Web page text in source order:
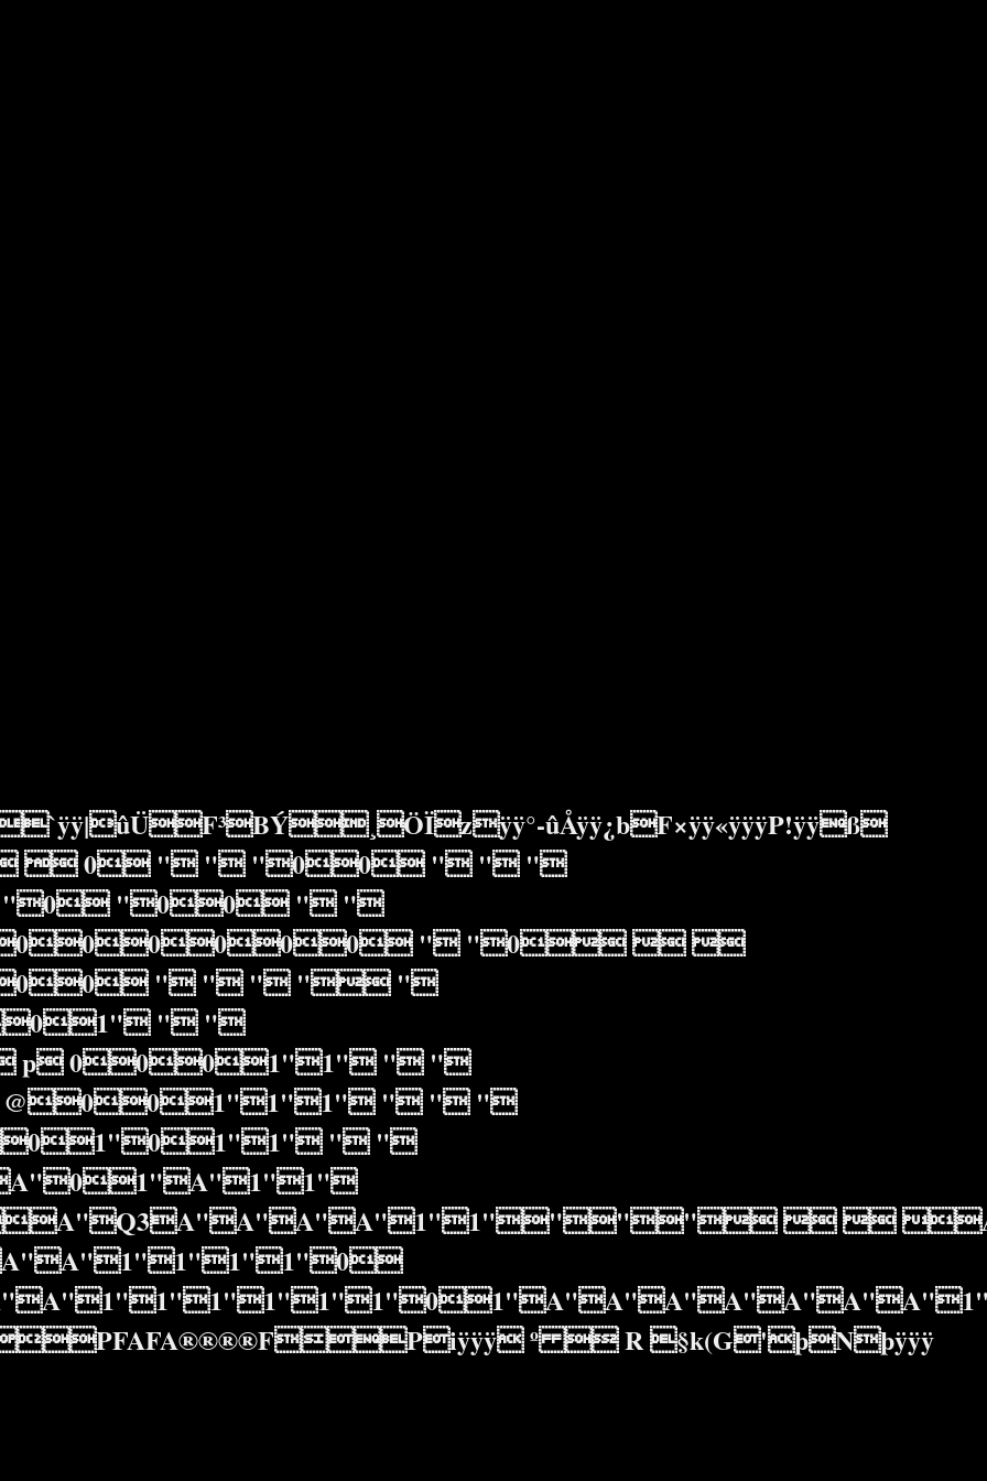
ûÅÿÿ¿bF×ÿÿ«ÿÿÿP!ÿÿß
0 " " "00 " " "
"00 " "
" "0  
" " " " "
" "
0001"1" " "
" " "
" "
 
º  R §k(G'þNþÿÿÿ